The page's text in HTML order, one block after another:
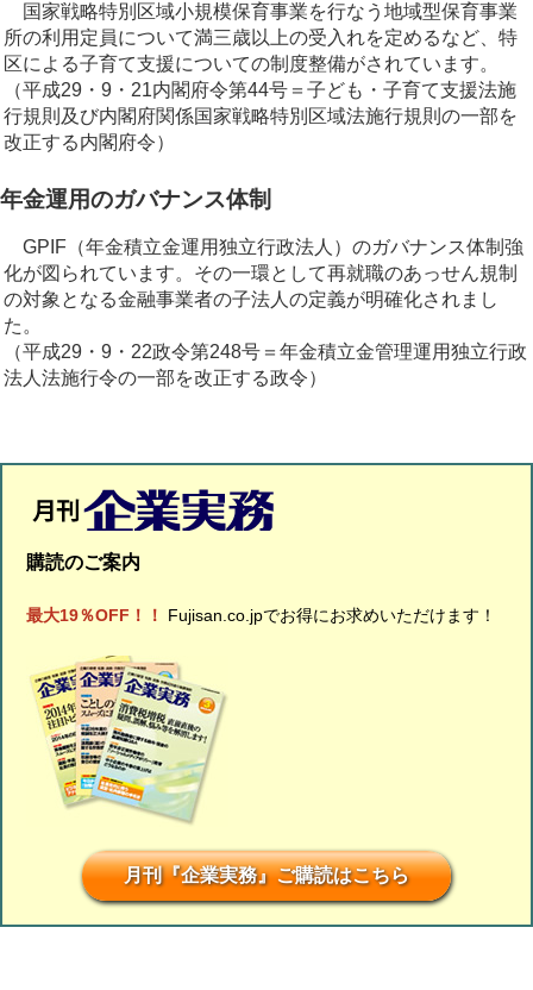
国家戦略特別区域小規模保育事業を行なう地域型保育事業
所の利用定員について満三歳以上の受入れを定めるなど、特
区による子育て支援についての制度整備がされています。
（平成29・9・21内閣府令第44号＝子ども・子育て支援法施
行規則及び内閣府関係国家戦略特別区域法施行規則の一部を
改正する内閣府令）
年金運用のガバナンス体制
GPIF（年金積立金運用独立行政法人）のガバナンス体制強
化が図られています。その一環として再就職のあっせん規制
の対象となる金融事業者の子法人の定義が明確化されまし
た。
（平成29・9・22政令第248号＝年金積立金管理運用独立行政
法人法施行令の一部を改正する政令）
購読のご案内
最大19％OFF！！ Fujisan.co.jpでお得にお求めいただけます！
月刊『企業実務』ご購読はこちら